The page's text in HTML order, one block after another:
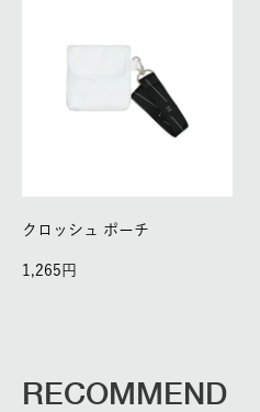
クロッシュ ポーチ
1,265
RECOMMEND